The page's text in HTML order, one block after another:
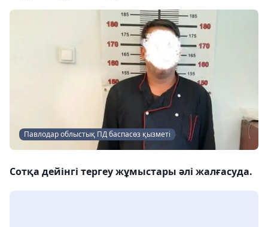
Павлодар облыстық ПД баспасөз қызметі
Сотқа дейінгі тергеу жұмыстары әлі жалғасуда.